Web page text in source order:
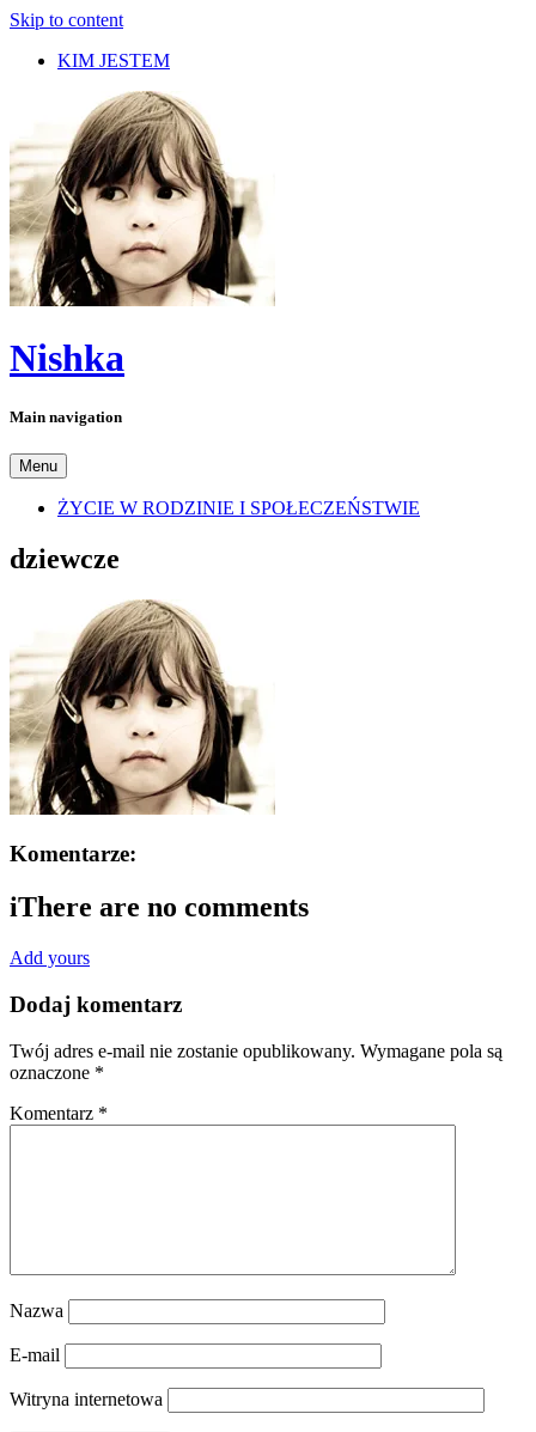
Skip to content
KIM JESTEM
Nishka
Main navigation
Menu
ŻYCIE W RODZINIE I SPOŁECZEŃSTWIE
dziewcze
Komentarze:
iThere are no comments
Add yours
Dodaj komentarz
Twój adres e-mail nie zostanie opublikowany. Wymagane pola są
oznaczone *
Komentarz *
Nazwa
E-mail
Witryna internetowa